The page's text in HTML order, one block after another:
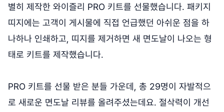
별히 제작한 와이즐리 PRO 키트를 선물했습니다. 패키지
띠지에는 고객이 게시물에 직접 언급했던 아쉬운 점을 하
나하나 인쇄하고, 띠지를 제거하면 새 면도날이 나오는 형
태로 키트를 제작했습니다.
PRO 키트를 선물 받은 분들 가운데, 총 29명이 자발적으
로 새로운 면도날 리뷰를 올려주셨는데요. 절삭력이 개선